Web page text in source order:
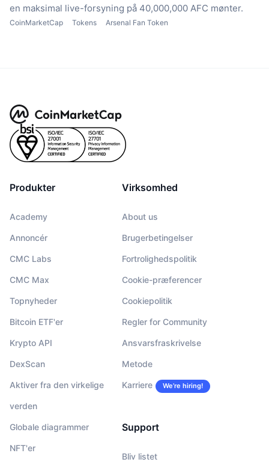
en maksimal live-forsyning på 40,000,000 AFC mønter.
CoinMarketCap Tokens Arsenal Fan Token
Produkter
Academy
Annoncér
CMC Labs
CMC Max
Topnyheder
Bitcoin ETF'er
Krypto API
DexScan
Aktiver fra den virkelige
verden
Globale diagrammer
NFT'er
Virksomhed
About us
Brugerbetingelser
Fortrolighedspolitik
Cookie-præferencer
Cookiepolitik
Regler for Community
Ansvarsfraskrivelse
Metode
Karriere We’re hiring!
Support
Bliv listet